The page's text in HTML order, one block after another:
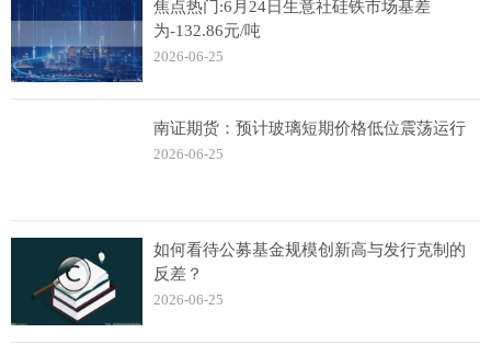
焦点热门:6月24日生意社硅铁市场基差
为-132.86元/吨
2026-06-25
南证期货：预计玻璃短期价格低位震荡运行
2026-06-25
如何看待公募基金规模创新高与发行克制的
反差？
2026-06-25